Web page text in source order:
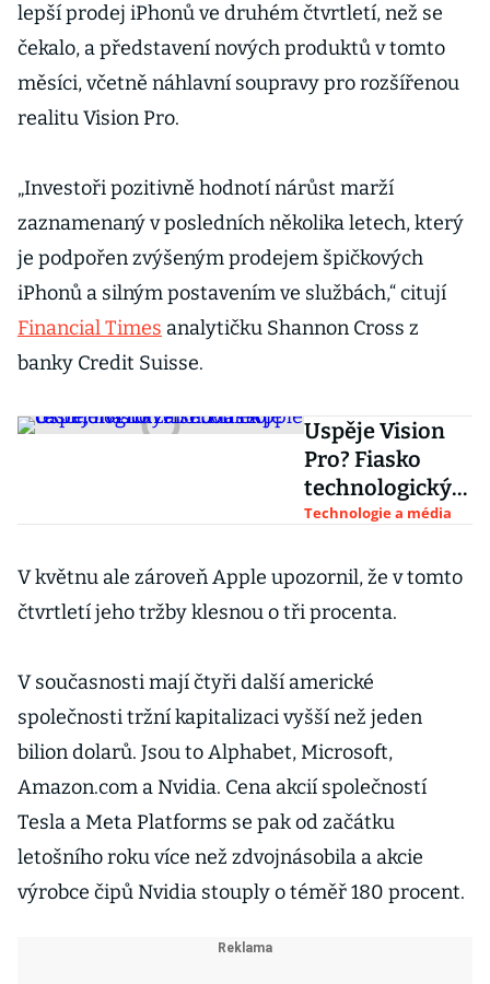
lepší prodej iPhonů ve druhém čtvrtletí, než se
čekalo, a představení nových produktů v tomto
měsíci, včetně náhlavní soupravy pro rozšířenou
realitu Vision Pro.
„Investoři pozitivně hodnotí nárůst marží
zaznamenaný v posledních několika letech, který
je podpořen zvýšeným prodejem špičkových
iPhonů a silným postavením ve službách,“ citují
Financial Times analytičku Shannon Cross z
banky Credit Suisse.
Uspěje Vision
Pro? Fiasko
technologickýc
h novinek je
sebou i Apple
Technologie a média
V květnu ale zároveň Apple upozornil, že v tomto
čtvrtletí jeho tržby klesnou o tři procenta.
V současnosti mají čtyři další americké
společnosti tržní kapitalizaci vyšší než jeden
bilion dolarů. Jsou to Alphabet, Microsoft,
Amazon.com a Nvidia. Cena akcií společností
Tesla a Meta Platforms se pak od začátku
letošního roku více než zdvojnásobila a akcie
výrobce čipů Nvidia stouply o téměř 180 procent.